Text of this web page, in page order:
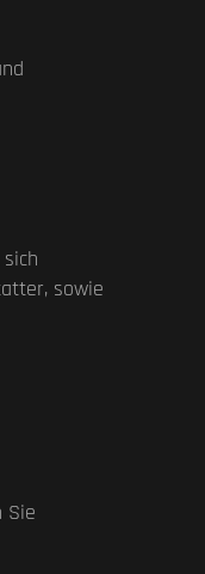
sowie
Sie